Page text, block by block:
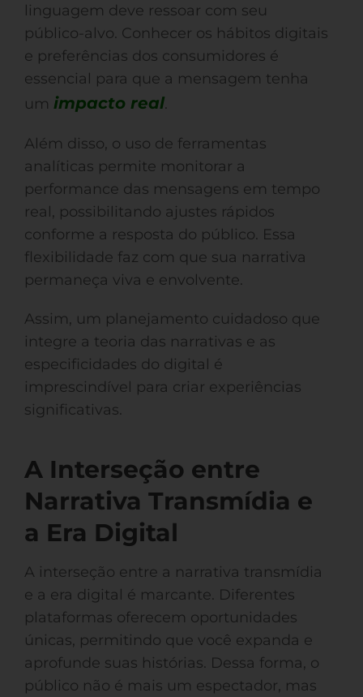
linguagem deve ressoar com seu
público-alvo. Conhecer os hábitos digitais
e preferências dos consumidores é
essencial para que a mensagem tenha
um impacto real.
Além disso, o uso de ferramentas
analíticas permite monitorar a
performance das mensagens em tempo
real, possibilitando ajustes rápidos
conforme a resposta do público. Essa
flexibilidade faz com que sua narrativa
permaneça viva e envolvente.
Assim, um planejamento cuidadoso que
integre a teoria das narrativas e as
especificidades do digital é
imprescindível para criar experiências
significativas.
A Interseção entre
Narrativa Transmídia e
a Era Digital
A interseção entre a narrativa transmídia
e a era digital é marcante. Diferentes
plataformas oferecem oportunidades
únicas, permitindo que você expanda e
aprofunde suas histórias. Dessa forma, o
público não é mais um espectador, mas